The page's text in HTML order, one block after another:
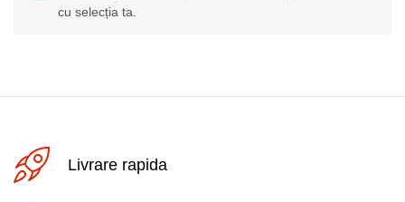
cu selecția ta.
Livrare rapida